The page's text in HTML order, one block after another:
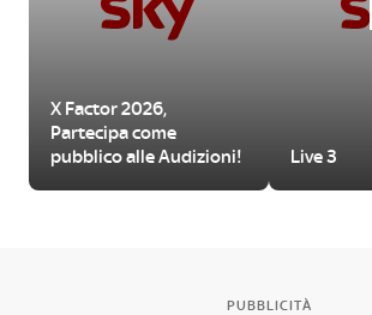
X Factor 2026,
Partecipa come
pubblico alle Audizioni!
Live 3
PUBBLICITÀ